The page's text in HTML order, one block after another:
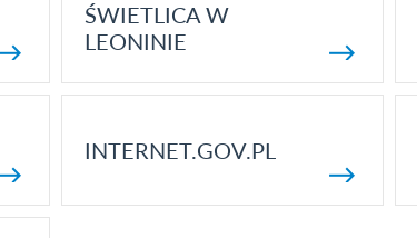
ŚWIETLICA W
LEONINIE
INTERNET.GOV.PL